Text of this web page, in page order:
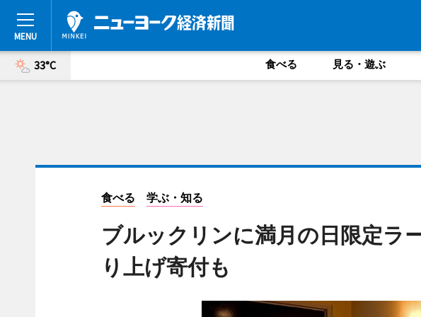
33°C 食べる 見る・遊ぶ
食べる 学ぶ・知る
ブルックリンに満月の日限定ラ
り上げ寄付も